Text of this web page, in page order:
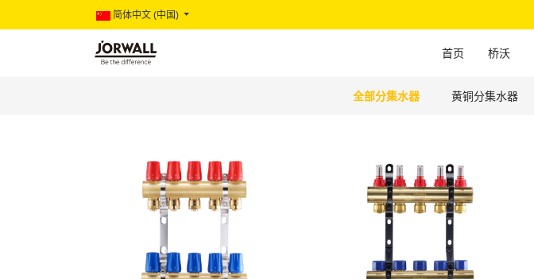
简体中文 (中国)
首页 桥沃
全部分集水器 黄铜分集水器